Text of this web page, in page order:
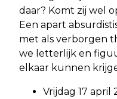
daar? Komt zij wel
Een apart
met als verborgen
we letterlijk en
elkaar kunnen
Vrijdag 17 april